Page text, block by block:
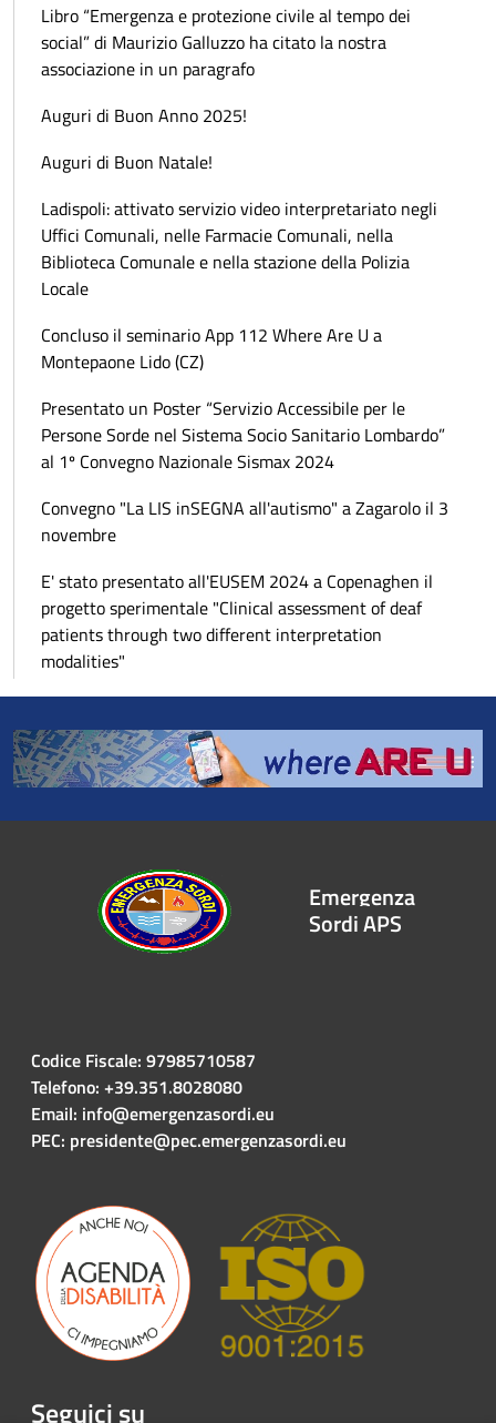
Libro “Emergenza e protezione civile al tempo dei
social” di Maurizio Galluzzo ha citato la nostra
associazione in un paragrafo
Auguri di Buon Anno 2025!
Auguri di Buon Natale!
Ladispoli: attivato servizio video interpretariato negli
Uffici Comunali, nelle Farmacie Comunali, nella
Biblioteca Comunale e nella stazione della Polizia
Locale
Concluso il seminario App 112 Where Are U a
Montepaone Lido (CZ)
Presentato un Poster “Servizio Accessibile per le
Persone Sorde nel Sistema Socio Sanitario Lombardo”
al 1º Convegno Nazionale Sismax 2024
Convegno "La LIS inSEGNA all'autismo" a Zagarolo il 3
novembre
E' stato presentato all'EUSEM 2024 a Copenaghen il
progetto sperimentale "Clinical assessment of deaf
patients through two different interpretation
modalities"
Emergenza
Sordi APS
Codice Fiscale: 97985710587
Telefono: +39.351.8028080
Email: info@emergenzasordi.eu
PEC: presidente@pec.emergenzasordi.eu
Seguici su